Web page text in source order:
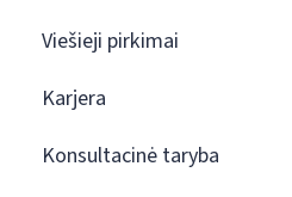
Viešieji pirkimai
Karjera
Konsultacinė taryba